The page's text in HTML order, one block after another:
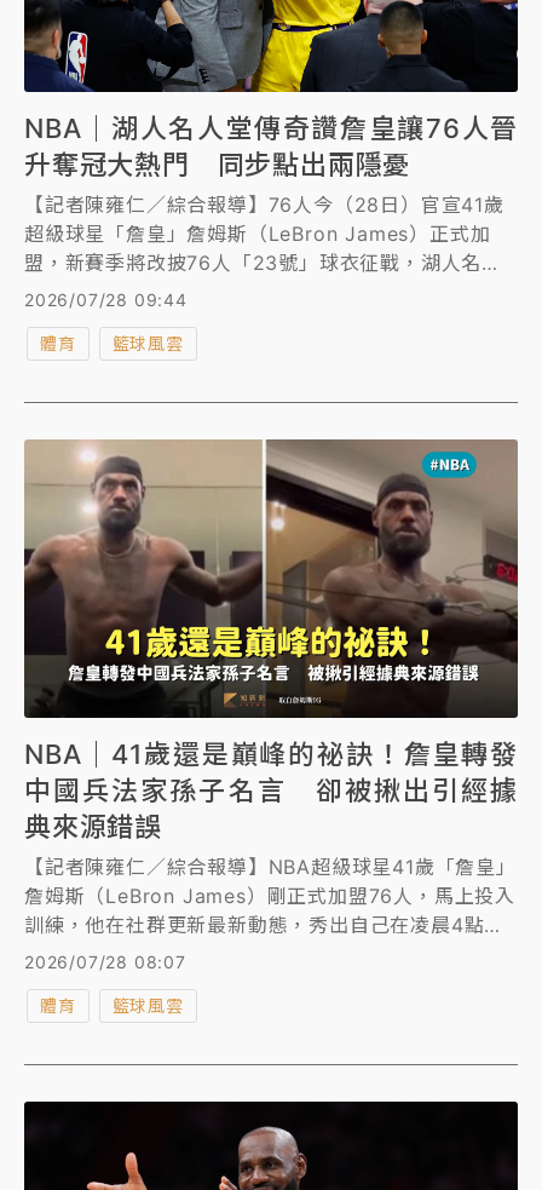
NBA｜湖人名人堂傳奇讚詹皇讓76人晉
升奪冠大熱門 同步點出兩隱憂
【記者陳雍仁／綜合報導】76人今（28日）官宣41歲
超級球星「詹皇」詹姆斯（LeBron James）正式加
盟，新賽季將改披76人「23號」球衣征戰，湖人名人
堂傳奇魔術強森（Magic Johnson）發文大讚76人的
休賽季補強，他認為詹姆斯（LeBron James）的加
入，讓費城一躍成為爭奪總冠軍的大熱門，但也同步點
2026/07/28 09:44
體育 籃球風雲
NBA｜41歲還是巔峰的祕訣！詹皇轉發
中國兵法家孫子名言 卻被揪出引經據
典來源錯誤
【記者陳雍仁／綜合報導】NBA超級球星41歲「詹皇」
詹姆斯（LeBron James）剛正式加盟76人，馬上投入
訓練，他在社群更新最新動態，秀出自己在凌晨4點便
起床前往訓練場的影片，讓人再次見識到能夠縱橫NBA
斯還轉發了自稱出自中國兵法家孫子的名言，惕勵自己
2026/07/28 08:07
體育 籃球風雲